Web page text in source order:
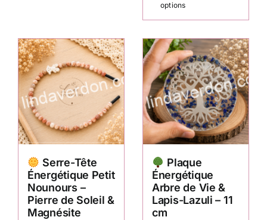
options
a
variations.
Les
options
peuvent
être
choisies
sur
la
page
du
Serre-Tête
Énergétique Petit
Nounours –
Pierre de Soleil &
Magnésite
Plaque
Énergétique
Arbre de Vie &
Lapis-Lazuli – 11
cm